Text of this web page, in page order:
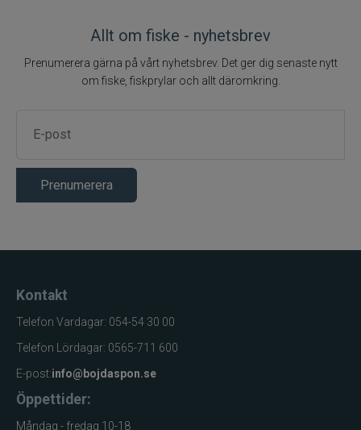
Allt om fiske - nyhetsbrev
Prenumerera gärna på vårt nyhetsbrev. Det ger dig senaste nytt
om fiske, fiskprylar och allt däromkring.
Prenumerera
Kontakt
Telefon Vardagar: 054-54 30 00
Telefon Lördagar: 0565-711 600
E-post:info@bojdaspon.se
Öppettider:
Måndag - fredag 10-18